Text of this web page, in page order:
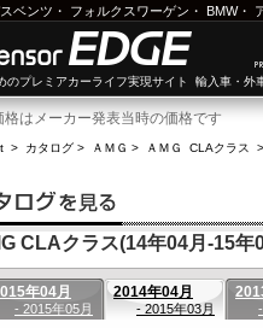
ベンツ ・ フォルクスワーゲン ・ BMW・
のプレミアカーライフ実現サイト 輸入車・外
格はメーカー発表当時の価格です
> カタログ > ＡＭＧ > ＡＭＧ CLAクラス >
CLAクラス(14年04月-15年
年04月
- 2015年05月
2014年04月
- 2015年03月